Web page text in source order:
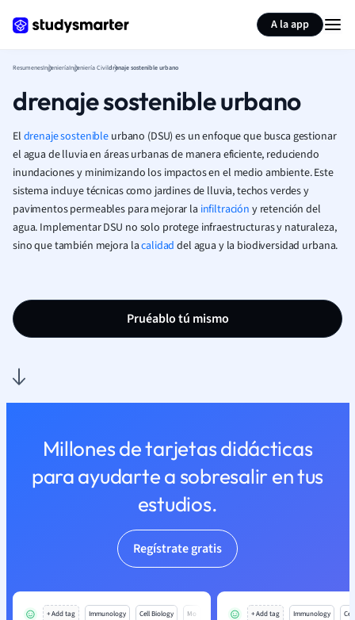
A la app
ResumenesIngenieríaIngeniería Civildrenaje sostenible urbano
drenaje sostenible urbano
El drenaje sostenible urbano (DSU) es un enfoque que busca gestionar
el agua de lluvia en áreas urbanas de manera eficiente, reduciendo
inundaciones y minimizando los impactos en el medio ambiente. Este
sistema incluye técnicas como jardines de lluvia, techos verdes y
pavimentos permeables para mejorar la infiltración y retención del
agua. Implementar DSU no solo protege infraestructuras y naturaleza,
sino que también mejora lacalidad del agua y la biodiversidad urbana.
Pruéablo tú mismo
Millones de tarjetas didácticas
para ayudarte a sobresalir en tus
estudios.
Regístrate gratis
+ Add tag Immunology Cell Biology Mo + Add tag Immunology
Resumir página